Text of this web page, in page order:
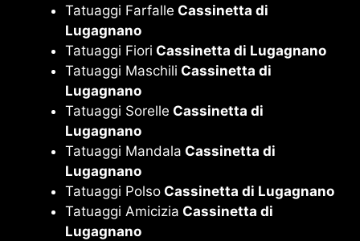
Tatuaggi Farfalle Cassinetta di
Lugagnano
Tatuaggi Fiori Cassinetta di Lugagnano
Tatuaggi Maschili Cassinetta di
Lugagnano
Tatuaggi Sorelle Cassinetta di
Lugagnano
Tatuaggi Mandala Cassinetta di
Lugagnano
Tatuaggi Polso Cassinetta di Lugagnano
Tatuaggi Amicizia Cassinetta di
Lugagnano